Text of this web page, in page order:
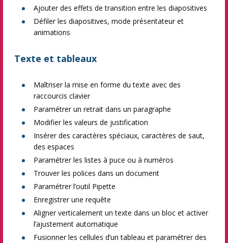
Ajouter des effets de transition entre les diapositives
Défiler les diapositives, mode présentateur et
animations
Texte et tableaux
Maîtriser la mise en forme du texte avec des
raccourcis clavier
Paramétrer un retrait dans un paragraphe
Modifier les valeurs de justification
Insérer des caractères spéciaux, caractères de saut,
des espaces
Paramétrer les listes à puce ou à numéros
Trouver les polices dans un document
Paramétrer l’outil Pipette
Enregistrer une requête
Aligner verticalement un texte dans un bloc et activer
l’ajustement automatique
Fusionner les cellules d’un tableau et paramétrer des